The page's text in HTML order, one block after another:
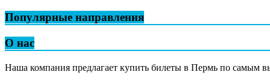
Популярные направления
О нас
Наша компания предлагает купить билеты в Пермь по самым